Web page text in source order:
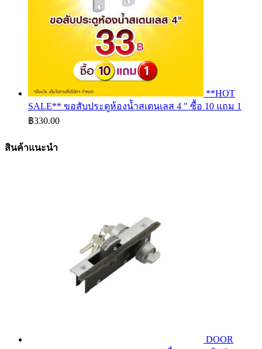
**HOT
SALE** ขอสับประตูห้องน้ำสเตนเลส 4 " ซื้อ 10 แถม 1
฿330.00
สินค้าแนะนำ
DOOR